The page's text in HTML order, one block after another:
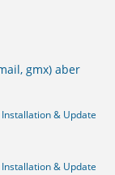
gmx) aber
& Update
& Update